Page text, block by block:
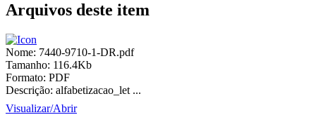
Arquivos deste item
Nome: 7440-9710-1-DR.pdf
Tamanho: 116.4Kb
Formato: PDF
Descrição: alfabetizacao_let ...
Visualizar/Abrir